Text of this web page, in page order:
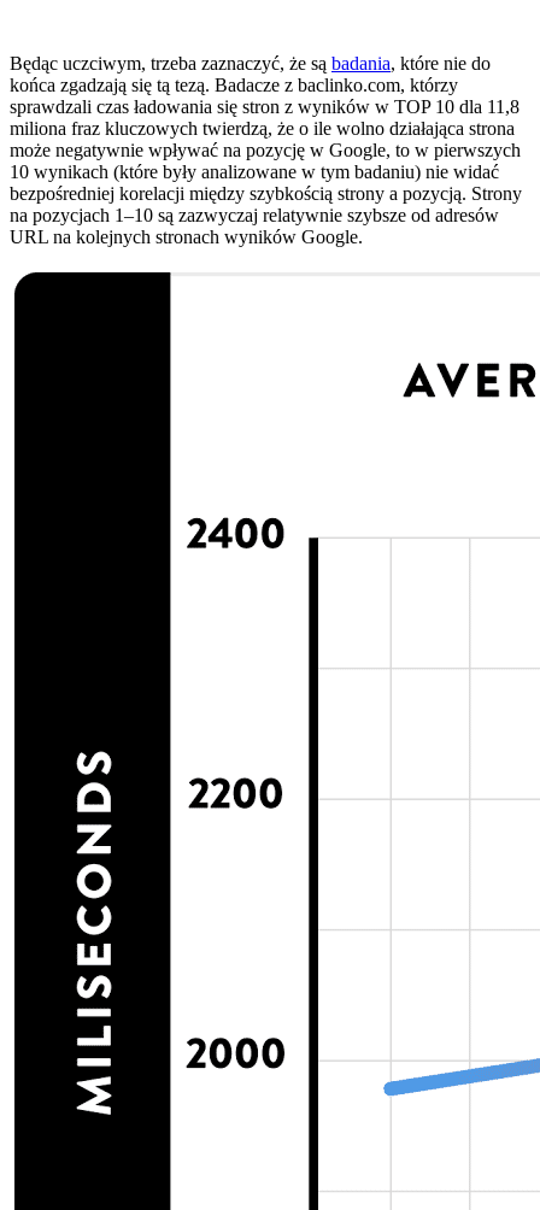
Będąc uczciwym, trzeba zaznaczyć, że są badania, które nie do
końca zgadzają się tą tezą. Badacze z baclinko.com, którzy
sprawdzali czas ładowania się stron z wyników w TOP 10 dla 11,8
miliona fraz kluczowych twierdzą, że o ile wolno działająca strona
może negatywnie wpływać na pozycję w Google, to w pierwszych
10 wynikach (które były analizowane w tym badaniu) nie widać
bezpośredniej korelacji między szybkością strony a pozycją. Strony
na pozycjach 1–10 są zazwyczaj relatywnie szybsze od adresów
URL na kolejnych stronach wyników Google.